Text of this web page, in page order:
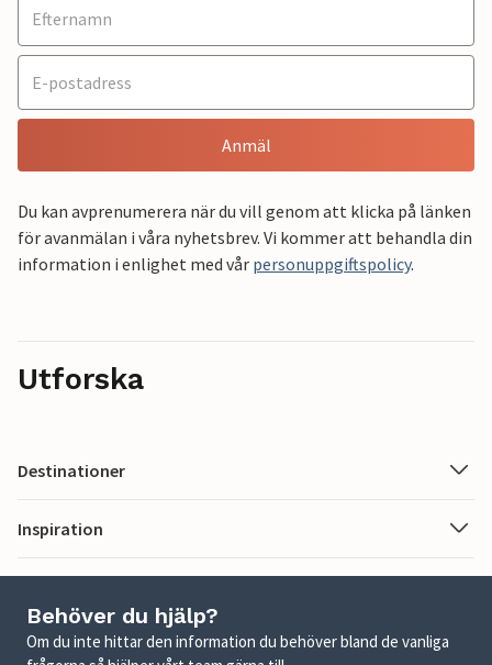
Anmäl
Du kan avprenumerera när du vill genom att klicka på länken
för avanmälan i våra nyhetsbrev. Vi kommer att behandla din
information i enlighet med vår personuppgiftspolicy.
Utforska
Destinationer
Inspiration
Behöver du hjälp?
Om du inte hittar den information du behöver bland de vanliga